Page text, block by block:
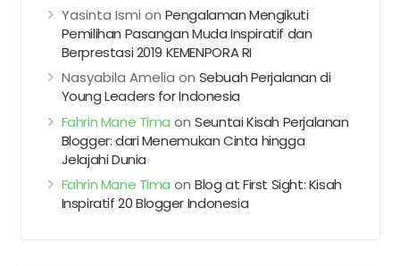
Yasinta Ismi on Pengalaman Mengikuti
Pemilihan Pasangan Muda Inspiratif dan
Berprestasi 2019 KEMENPORA RI
Nasyabila Amelia on Sebuah Perjalanan di
Young Leaders for Indonesia
Fahrin Mane Tima onSeuntai Kisah Perjalanan
Blogger: dari Menemukan Cinta hingga
Jelajahi Dunia
Fahrin Mane Tima onBlog at First Sight: Kisah
Inspiratif 20 Blogger Indonesia